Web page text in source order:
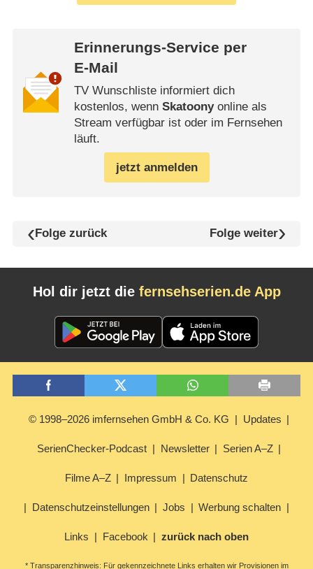
Erinnerungs-Service per
E-Mail
TV Wunschliste informiert dich
kostenlos, wenn Skatoonyonline als
Stream verfügbar ist oder im Fernsehen
läuft.
jetzt anmelden
Folge zurück Folge weiter
Hol dir jetzt die fernsehserien.de App
© 1998–2026 imfernsehen GmbH & Co. KG Updates
SerienChecker-Podcast Newsletter Serien A–Z
Filme A–Z Impressum Datenschutz
Datenschutzeinstellungen Jobs Werbung schalten
Links Facebook zurück nach oben
* Transparenzhinweis: Für gekennzeichnete Links erhalten wir Provisionen im